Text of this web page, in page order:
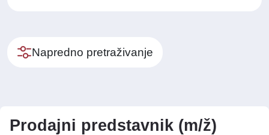
Napredno pretraživanje
Prodajni predstavnik (m/ž)